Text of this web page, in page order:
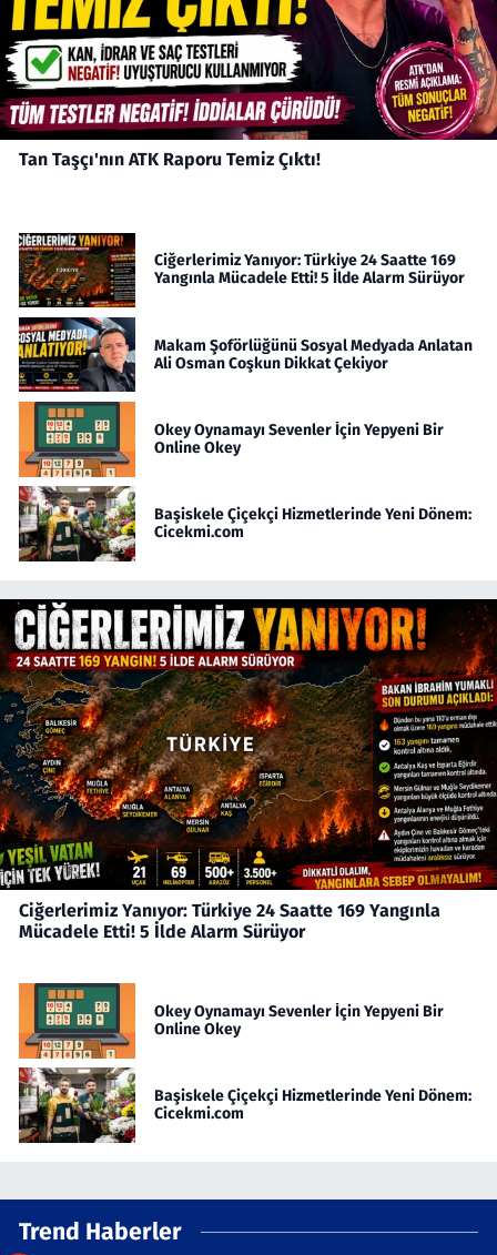
Tan Taşçı'nın ATK Raporu Temiz Çıktı!
Ciğerlerimiz Yanıyor: Türkiye 24 Saatte 169
Yangınla Mücadele Etti! 5 İlde Alarm Sürüyor
Makam Şoförlüğünü Sosyal Medyada Anlatan
Ali Osman Coşkun Dikkat Çekiyor
Okey Oynamayı Sevenler İçin Yepyeni Bir
Online Okey
Başiskele Çiçekçi Hizmetlerinde Yeni Dönem:
Cicekmi.com
Ciğerlerimiz Yanıyor: Türkiye 24 Saatte 169 Yangınla
Mücadele Etti! 5 İlde Alarm Sürüyor
Okey Oynamayı Sevenler İçin Yepyeni Bir
Online Okey
Başiskele Çiçekçi Hizmetlerinde Yeni Dönem:
Cicekmi.com
Trend Haberler